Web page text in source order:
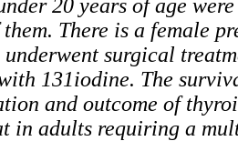
20 years of age
There is a female
underwent surgical
131iodine. The
and outcome of
in adults requiring a